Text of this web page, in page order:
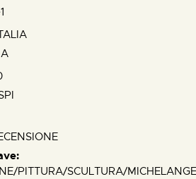
PITTURA/SCULTURA/